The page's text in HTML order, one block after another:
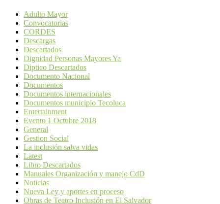
Adulto Mayor
Convocatorias
CORDES
Descargas
Descartados
Dignidad Personas Mayores Ya
Diptico Descartados
Documento Nacional
Documentos
Documentos internacionales
Documentos municipio Tecoluca
Entertainment
Evento 1 Octubre 2018
General
Gestion Social
La inclusión salva vidas
Latest
Libro Descartados
Manuales Organización y manejo CdD
Noticias
Nueva Ley y aportes en proceso
Obras de Teatro Inclusión en El Salvador